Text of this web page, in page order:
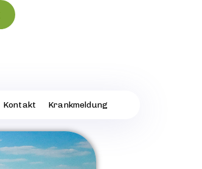
Kontakt Krankmeldung